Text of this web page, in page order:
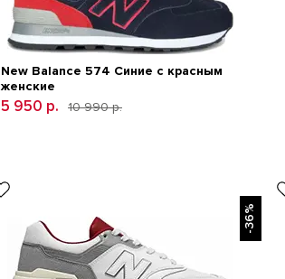
New Balance 574 Синие с красным
женские
5 950 р. 10 990 р.
-36%